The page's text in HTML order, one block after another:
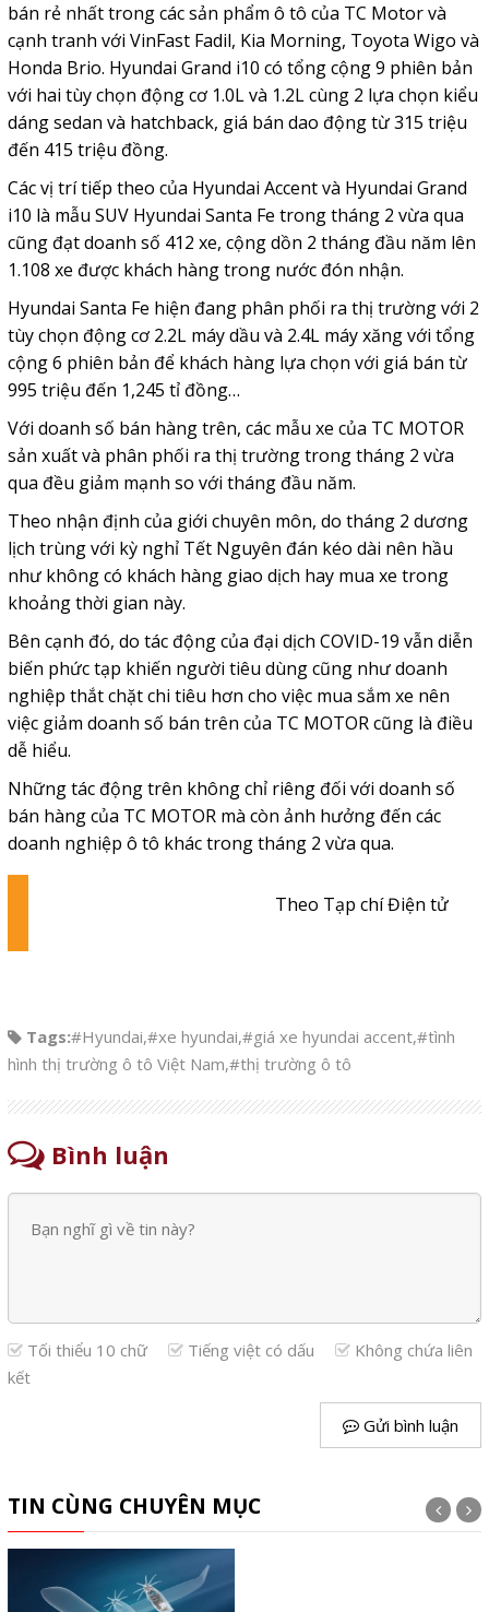
bán rẻ nhất trong các sản phẩm ô tô của TC Motor và
cạnh tranh với VinFast Fadil, Kia Morning, Toyota Wigo và
Honda Brio. Hyundai Grand i10 có tổng cộng 9 phiên bản
với hai tùy chọn động cơ 1.0L và 1.2L cùng 2 lựa chọn kiểu
dáng sedan và hatchback, giá bán dao động từ 315 triệu
đến 415 triệu đồng.
Các vị trí tiếp theo của Hyundai Accent và Hyundai Grand
i10 là mẫu SUV Hyundai Santa Fe trong tháng 2 vừa qua
cũng đạt doanh số 412 xe, cộng dồn 2 tháng đầu năm lên
1.108 xe được khách hàng trong nước đón nhận.
Hyundai Santa Fe hiện đang phân phối ra thị trường với 2
tùy chọn động cơ 2.2L máy dầu và 2.4L máy xăng với tổng
cộng 6 phiên bản để khách hàng lựa chọn với giá bán từ
995 triệu đến 1,245 tỉ đồng…
Với doanh số bán hàng trên, các mẫu xe của TC MOTOR
sản xuất và phân phối ra thị trường trong tháng 2 vừa
qua đều giảm mạnh so với tháng đầu năm.
Theo nhận định của giới chuyên môn, do tháng 2 dương
lịch trùng với kỳ nghỉ Tết Nguyên đán kéo dài nên hầu
như không có khách hàng giao dịch hay mua xe trong
khoảng thời gian này.
Bên cạnh đó, do tác động của đại dịch COVID-19 vẫn diễn
biến phức tạp khiến người tiêu dùng cũng như doanh
nghiệp thắt chặt chi tiêu hơn cho việc mua sắm xe nên
việc giảm doanh số bán trên của TC MOTOR cũng là điều
dễ hiểu.
Những tác động trên không chỉ riêng đối với doanh số
bán hàng của TC MOTOR mà còn ảnh hưởng đến các
doanh nghiệp ô tô khác trong tháng 2 vừa qua.
Theo Tạp chí Điện tử
Tags:#Hyundai,#xe hyundai,#giá xe hyundai accent,#tình
hình thị trường ô tô Việt Nam,#thị trường ô tô
Bình luận
Tối thiểu 10 chữ Tiếng việt có dấu
Không chứa liên
kết
Gửi bình luận
TIN CÙNG CHUYÊN MỤC